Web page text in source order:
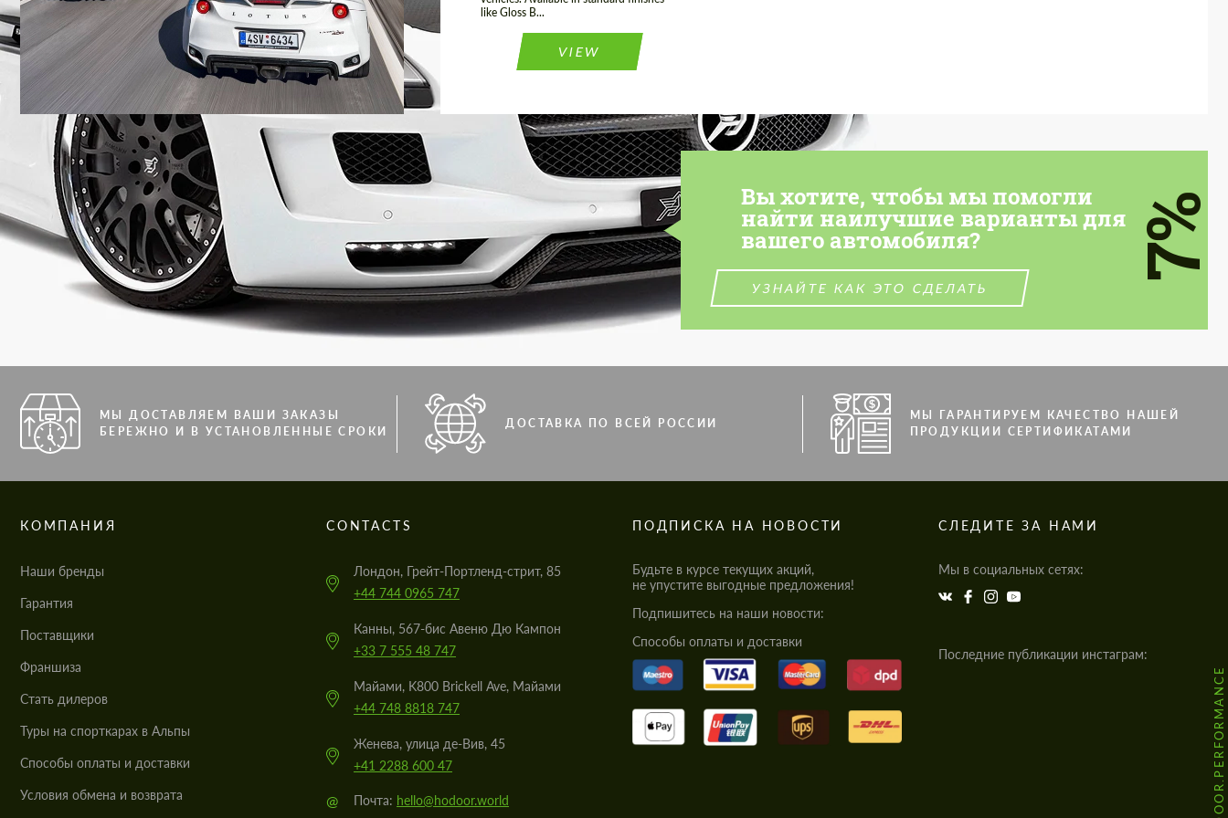
like Gloss B...
VIEW
Вы хотите, чтобы мы помогли
найти наилучшие варианты для
вашего автомобиля?
УЗНАЙТЕ КАК ЭТО СДЕЛАТЬ
7%
МЫ ДОСТАВЛЯЕМ ВАШИ ЗАКАЗЫ
БЕРЕЖНО И В УСТАНОВЛЕННЫЕ СРОКИ
ДОСТАВКА ПО ВСЕЙ РОССИИ
МЫ ГАРАНТИРУЕМ КАЧЕСТВО НАШЕЙ
ПРОДУКЦИИ СЕРТИФИКАТАМИ
КОМПАНИЯ
Наши бренды
Гарантия
Поставщики
Франшиза
Стать дилеров
Туры на спорткарах в Альпы
Cпособы оплаты и доставки
Условия обмена и возврата
CONTACTS
Лондон, Грейт-Портленд-стрит, 85
+44 744 0965 747
Канны, 567-бис Авеню Дю Кампон
+33 7 555 48 747
Майами, K800 Brickell Ave, Майами
+44 748 8818 747
Женева, улица де-Вив, 45
+41 2288 600 47
@ Почта: hello@hodoor.world
ПОДПИСКА НА НОВОСТИ
Будьте в курсе текущих акций,
не упустите выгодные предложения!
Подпишитесь на наши новости:
Cпособы оплаты и доставки
СЛЕДИТЕ ЗА НАМИ
Мы в социальных сетях:
Последние публикации инстаграм:
@HODOOR.PERFORMANCE